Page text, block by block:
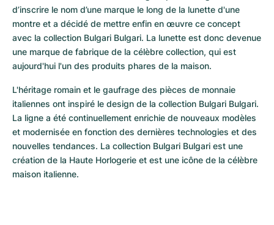
d’inscrire le nom d’une marque le long de la lunette d'une
montre et a décidé de mettre enfin en œuvre ce concept
avec la collection Bulgari Bulgari. La lunette est donc devenue
une marque de fabrique de la célèbre collection, qui est
aujourd'hui l'un des produits phares de la maison.
L'héritage romain et le gaufrage des pièces de monnaie
italiennes ont inspiré le design de la collection Bulgari Bulgari.
La ligne a été continuellement enrichie de nouveaux modèles
et modernisée en fonction des dernières technologies et des
nouvelles tendances. La collection Bulgari Bulgari est une
création de la Haute Horlogerie et est une icône de la célèbre
maison italienne.